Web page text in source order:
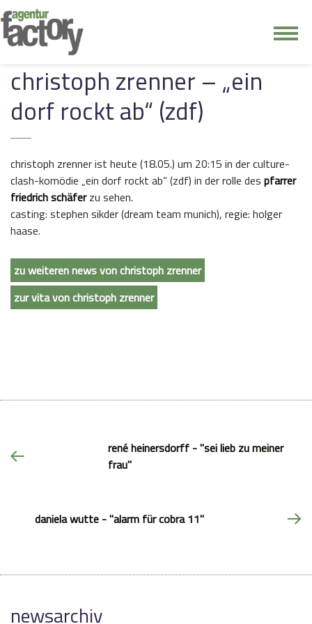
kontakt
christoph zrenner – „ein
dorf rockt ab“ (zdf)
christoph zrenner ist heute (18.05.) um 20:15 in der culture-
clash-komödie „ein dorf rockt ab“ (zdf) in der rolle des pfarrer
friedrich schäferzu sehen.
casting: stephen sikder (dream team munich), regie: holger
haase.
zu weiteren news von christoph zrenner
zur vita von christoph zrenner
rené heinersdorff - "sei lieb zu meiner
frau"
daniela wutte - "alarm für cobra 11"
newsarchiv